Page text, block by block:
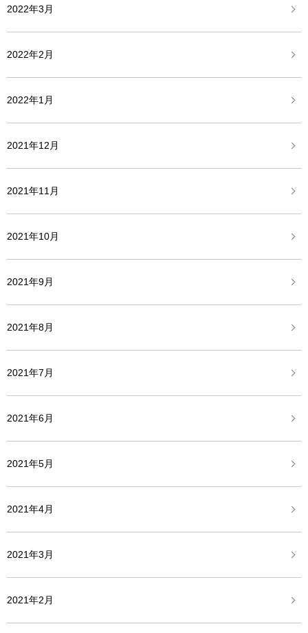
2022年3月
2022年2月
2022年1月
2021年12月
2021年11月
2021年10月
2021年9月
2021年8月
2021年7月
2021年6月
2021年5月
2021年4月
2021年3月
2021年2月